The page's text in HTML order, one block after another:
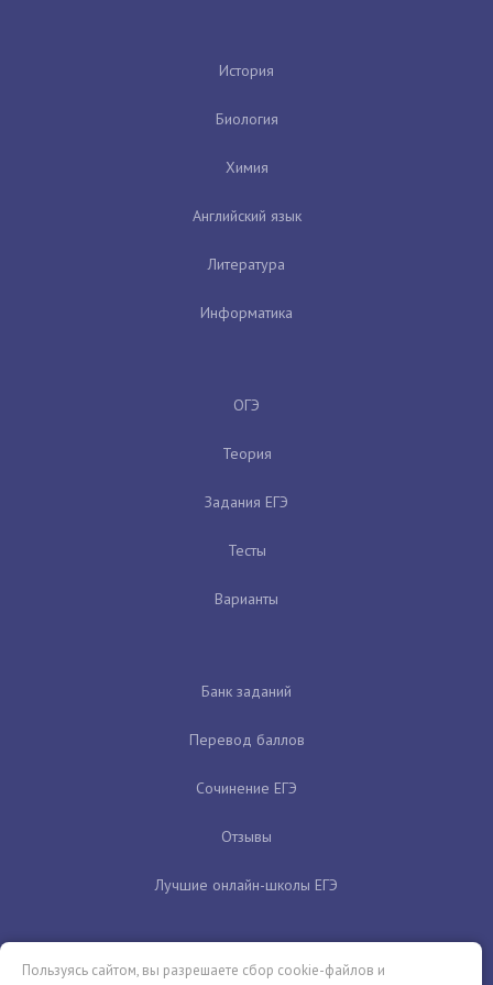
История
Биология
Химия
Английский язык
Литература
Информатика
ОГЭ
Теория
Задания ЕГЭ
Тесты
Варианты
Банк заданий
Перевод баллов
Сочинение ЕГЭ
Отзывы
Лучшие онлайн-школы ЕГЭ
Пользуясь сайтом, вы разрешаете сбор cookie-файлов и